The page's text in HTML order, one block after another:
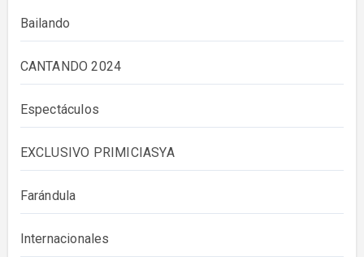
Bailando
CANTANDO 2024
Espectáculos
EXCLUSIVO PRIMICIASYA
Farándula
Internacionales